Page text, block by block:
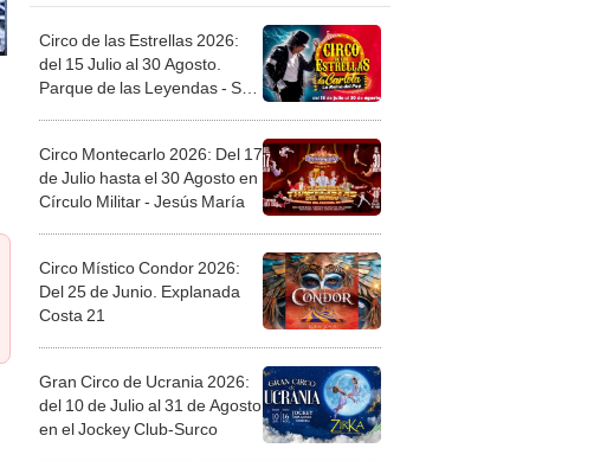
Circo de las Estrellas 2026:
del 15 Julio al 30 Agosto.
Parque de las Leyendas - San
Circo Montecarlo 2026: Del 17
de Julio hasta el 30 Agosto en
Círculo Militar - Jesús María
Circo Místico Condor 2026:
Del 25 de Junio. Explanada
Costa 21
Gran Circo de Ucrania 2026:
del 10 de Julio al 31 de Agosto
en el Jockey Club-Surco